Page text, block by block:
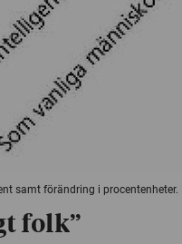
samt förändring i
folk”